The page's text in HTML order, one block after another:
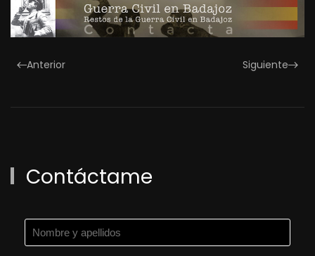
Anterior Siguiente
Contáctame